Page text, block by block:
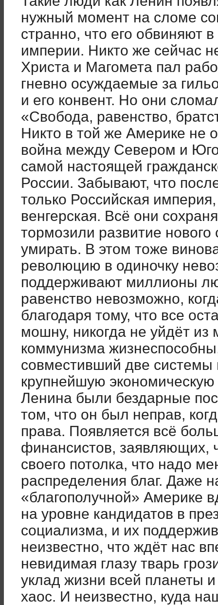
нужный момент на сломе
странно, что его обвиняют
империи. Никто же сейчас
Христа и Магомета пал
гневно осуждаемые за
и его конвент. Но они
«Свобода, равенство,
Никто в той же Америке не
война между Севером и
самой настоящей
России. Забывают, что
только Российская
венгерская. Всё они
тормозили развитие
умирать. В этом тоже
революцию в одиночку
поддерживают миллионы
равенство невозможно,
благодаря тому, что все
мошну, никогда не уйдёт
коммунизма
совместивший две системы
крупнейшую
Ленина были бездарные
том, что он был неправ,
права. Появляется всё
финансистов, заявляющих,
своего потолка, что надо
распределения благ. Даже
«благополучной» Америке
на уровне кандидатов в
социализма, и их
неизвестно, что ждёт нас
невидимая глазу тварь
уклад жизни всей планеты
хаос. И неизвестно, куда